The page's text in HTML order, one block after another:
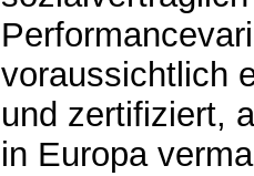
voraussichtlich
und zertifiziert,
in Europa